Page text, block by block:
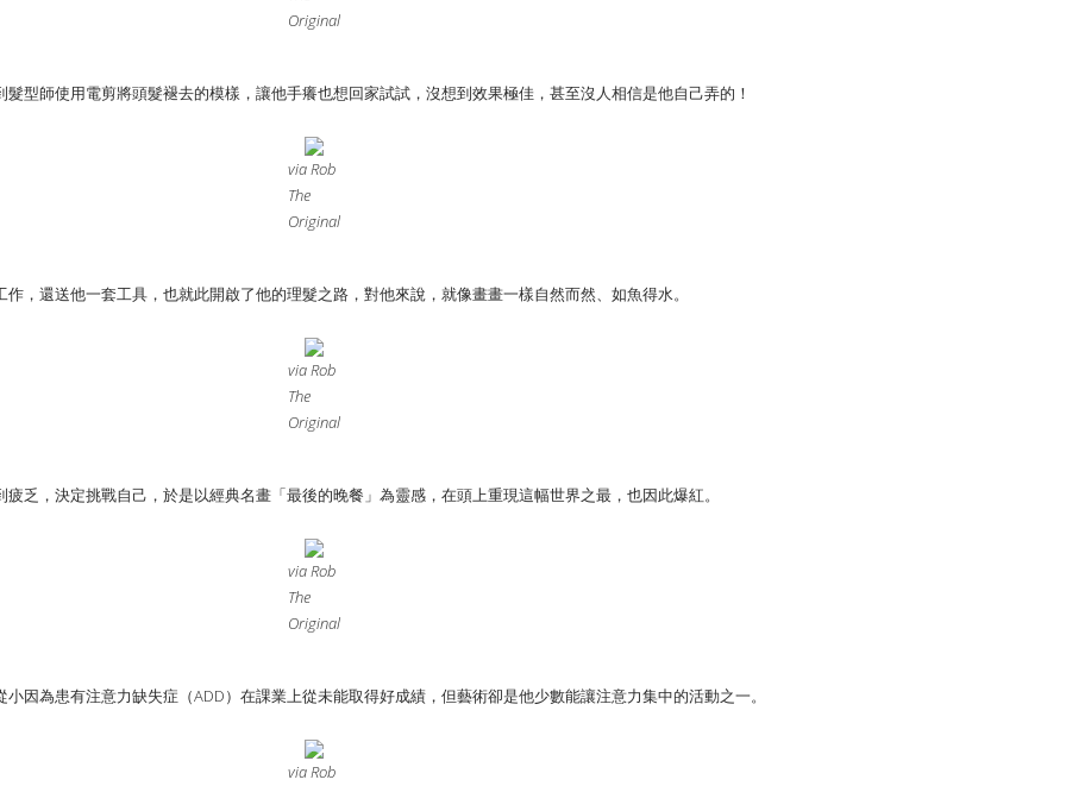
Original
型師使用電剪將頭髮褪去的模樣，讓他手癢也想回家試試，沒想到效果極佳，甚至沒人相信是他自己弄的！
via Rob
The
Original
，還送他一套工具，也就此開啟了他的理髮之路，對他來說，就像畫畫一樣自然而然、如魚得水。
via Rob
The
Original
乏，決定挑戰自己，於是以經典名畫「最後的晚餐」為靈感，在頭上重現這幅世界之最，也因此爆紅。
via Rob
The
Original
因為患有注意力缺失症（ADD）在課業上從未能取得好成績，但藝術卻是他少數能讓注意力集中的活動之一。
via Rob